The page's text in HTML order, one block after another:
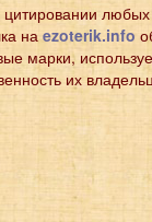
на ezoterik.info
марки,
их